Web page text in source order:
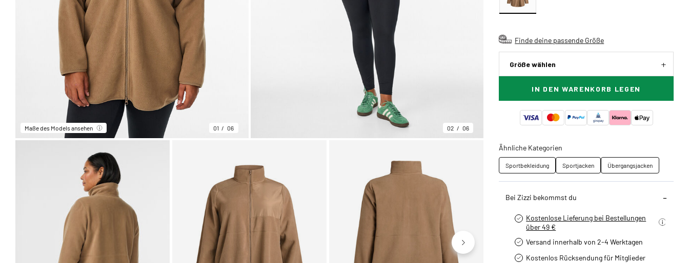
Maße des Models ansehen 01 06 02 06
Finde deine passende Größe
Größe wählen
IN DEN WARENKORB LEGEN
Ähnliche Kategorien
Sportbekleidung Sportjacken Übergangsjacken
Bei Zizzi bekommst du
Kostenlose Lieferung bei Bestellungen
über 49 €
Versand innerhalb von 2-4 Werktagen
Kostenlos Rücksendung für Mitglieder